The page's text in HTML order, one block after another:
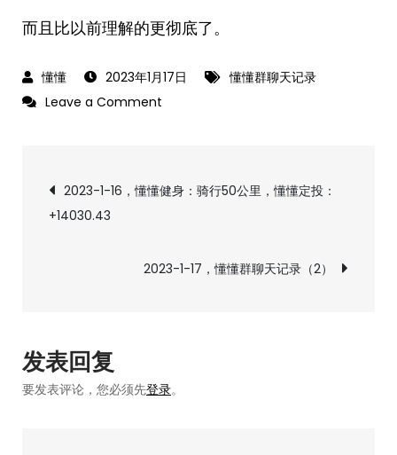
而且比以前理解的更彻底了。
2023年1月17日
懂懂群聊天记录
Leave a Comment
懂
聊
文
章
2023-1-16，懂懂健身：骑行50公里，懂懂定投：
+14030.43
2023-1-17，懂懂群聊天记录（2）
发表回复
要发表评论，您必须先登录。